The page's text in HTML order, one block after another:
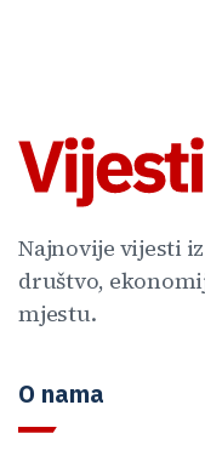
Najnovije vijesti
društvo,
mjestu.
O nama